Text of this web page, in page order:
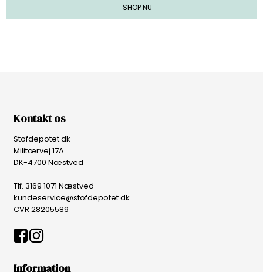
SHOP NU
Kontakt os
Stofdepotet.dk
Militærvej 17A
DK-4700 Næstved
Tlf. 3169 1071 Næstved
kundeservice@stofdepotet.dk
CVR 28205589
Information